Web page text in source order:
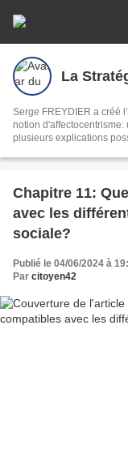
La
Serge FREYDIER a créé
notion
plusieurs explications
de la complexité réelle
Chapitre 11:
avec les
sociale?
Publié le 04/06/2024 à
Par citoyen42